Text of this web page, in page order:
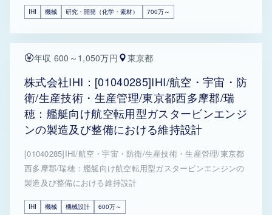
IHI 機械 研究・開発（化学・素材） 700万～
年収 600～1,050万円 東京都
株式会社IHI：[01040285]IHI/航空・宇宙・防
衛/生産技術・生産管理/東京都西多摩郡/瑞
穂：艦艇向け航空転用型ガスタービンエンジ
ンの製造及び整備における維持設計
[01040285]IHI/航空・宇宙・防衛/生産技術・生産管理/東京都
西多摩郡/瑞穂：艦艇向け航空転用型ガスタービンエンジンの
製造及び整備における維持設計
IHI 機械 機械設計 600万～